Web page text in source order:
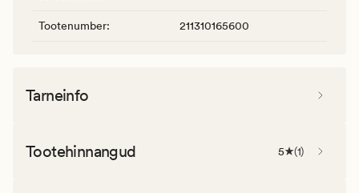
Tootenumber: 211310165600
Tarneinfo
Tootehinnangud 5 (1)